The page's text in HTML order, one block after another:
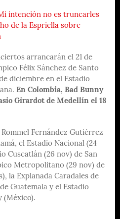
intención no es truncarles
de la Espriella sobre
arrancarán el 21 de
Félix Sánchez de Santo
diciembre en el Estadio
En Colombia, Bad Bunny
Girardot de Medellín el 18
Fernández Gutiérrez
el Estadio Nacional (24
Cuscatlán (26 nov) de San
Metropolitano (29 nov) de
la Explanada Caradales de
Guatemala y el Estadio
(México).